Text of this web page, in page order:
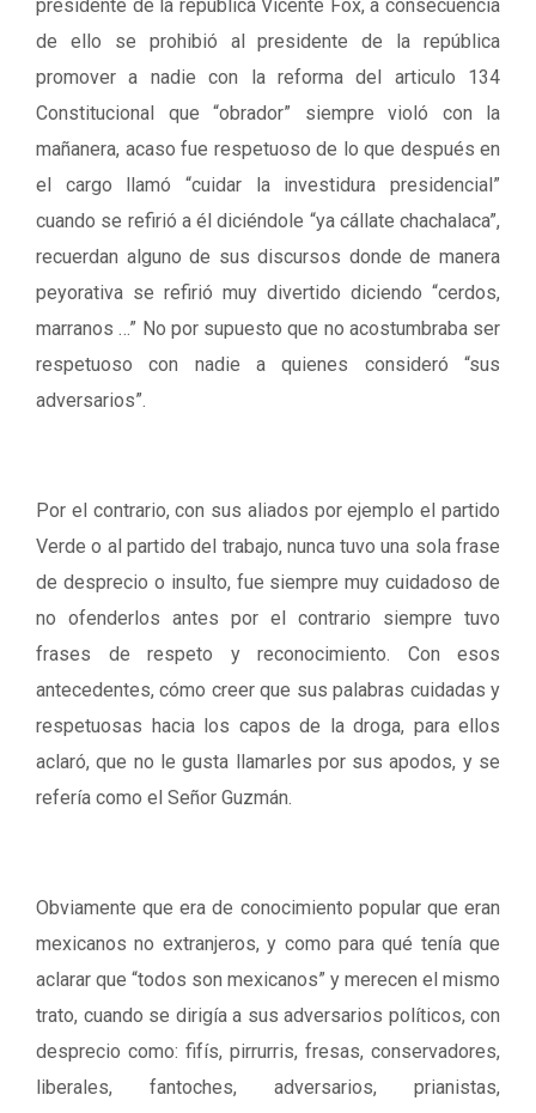
presidente de la república Vicente Fox, a consecuencia
de ello se prohibió al presidente de la república
promover a nadie con la reforma del articulo 134
Constitucional que “obrador” siempre violó con la
mañanera, acaso fue respetuoso de lo que después en
el cargo llamó “cuidar la investidura presidencial”
cuando se refirió a él diciéndole “ya cállate chachalaca”,
recuerdan alguno de sus discursos donde de manera
peyorativa se refirió muy divertido diciendo “cerdos,
marranos …” No por supuesto que no acostumbraba ser
respetuoso con nadie a quienes consideró “sus
adversarios”.
Por el contrario, con sus aliados por ejemplo el partido
Verde o al partido del trabajo, nunca tuvo una sola frase
de desprecio o insulto, fue siempre muy cuidadoso de
no ofenderlos antes por el contrario siempre tuvo
frases de respeto y reconocimiento. Con esos
antecedentes, cómo creer que sus palabras cuidadas y
respetuosas hacia los capos de la droga, para ellos
aclaró, que no le gusta llamarles por sus apodos, y se
refería como el Señor Guzmán.
Obviamente que era de conocimiento popular que eran
mexicanos no extranjeros, y como para qué tenía que
aclarar que “todos son mexicanos” y merecen el mismo
trato, cuando se dirigía a sus adversarios políticos, con
desprecio como: fifís, pirrurris, fresas, conservadores,
liberales, fantoches, adversarios, prianistas,